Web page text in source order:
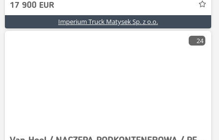
17 900 EUR
Imperium Truck Matysek Sp. z o.o.
24